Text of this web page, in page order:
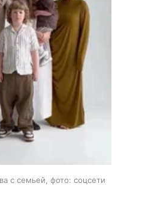
с семьей, фото: соцсети